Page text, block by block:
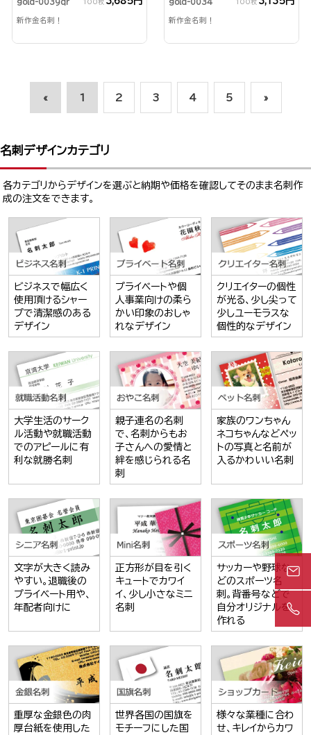
gold-0039qr 100枚
新作金名刺！
gold-0034 100枚
新作金名刺！
« 1 2 3 4 5 »
名刺デザインカテゴリ
各カテゴリからデザインを選ぶと納期や価格を確認してそのまま名刺作
成の注文をできます。
ビジネスで幅広く
使用頂けるシャー
プで清潔感のある
デザイン
プライベートや個
人事業向けの柔ら
かい印象のおしゃ
れなデザイン
クリエイターの個性
が光る、少し尖って
少しユーモラスな
個性的なデザイン
大学生活のサーク
ル活動や就職活動
でのアピールに有
利な就勝名刺
親子連名の名刺
で、名刺からもお
子さんへの愛情と
絆を感じられる名
刺
家族のワンちゃん
ネコちゃんなどペッ
トの写真と名前が
入るかわいい名刺
文字が大きく読み
やすい。退職後の
プライベート用や、
年配者向けに
正方形が目を引く
キュートでカワイ
イ、少し小さなミニ
名刺
サッカーや野球な
どのスポーツ名
刺。背番号などで
自分オリジナルを
作れる
重厚な金銀色の肉
厚台紙を使用した
世界各国の国旗を
モチーフにした国
様々な業種に合わ
せ、キレイからカワ